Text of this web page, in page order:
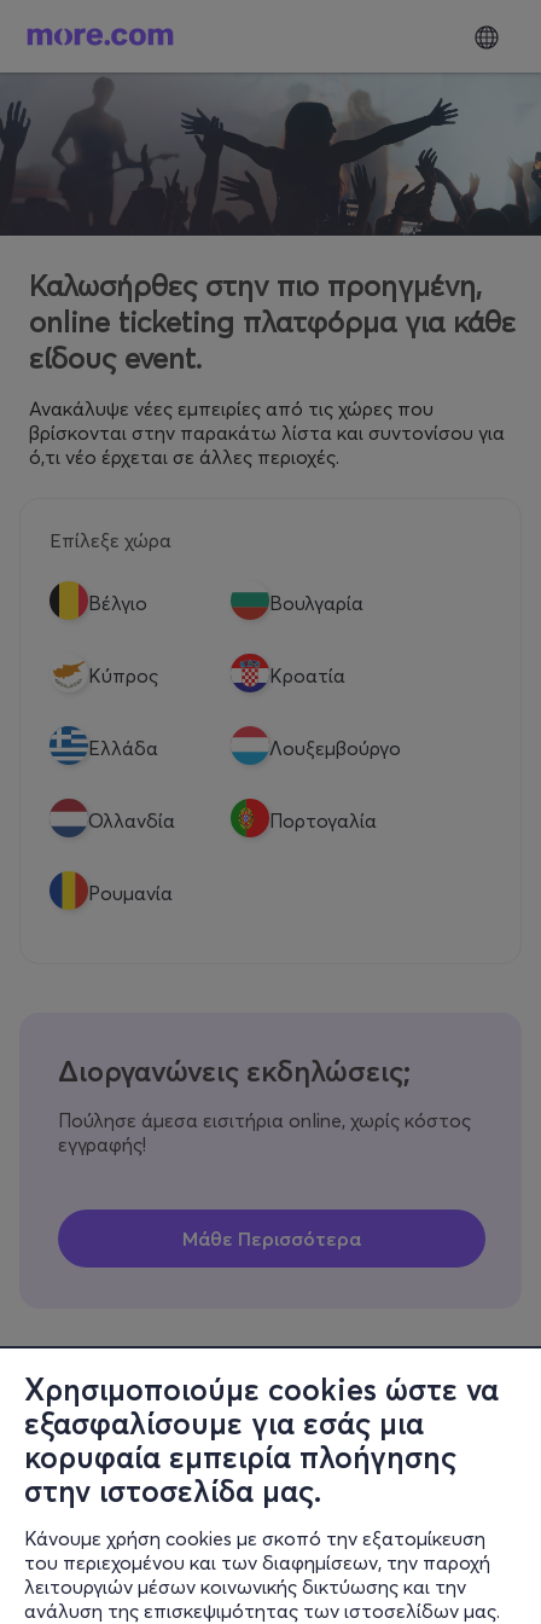
Χρησιμοποιούμε cookies ώστε να
εξασφαλίσουμε για εσάς μια
κορυφαία εμπειρία πλοήγησης
στην ιστοσελίδα μας.
Κάνουμε χρήση cookies με σκοπό την εξατομίκευση
του περιεχομένου και των διαφημίσεων, την παροχή
λειτουργιών μέσων κοινωνικής δικτύωσης και την
ανάλυση της επισκεψιμότητας των ιστοσελίδων μας.
Καλωσήρθες στην πιο προηγμένη,
online ticketing πλατφόρμα για κάθε
είδους event.
Ανακάλυψε νέες εμπειρίες από τις χώρες που
βρίσκονται στην παρακάτω λίστα και συντονίσου για
ό,τι νέο έρχεται σε άλλες περιοχές.
Επίλεξε χώρα
Βέλγιο Βουλγαρία
Κύπρος Κροατία
Eλλάδα Λουξεμβούργο
Ολλανδία Πορτογαλία
Ρουμανία
Διοργανώνεις εκδηλώσεις;
Πούλησε άμεσα εισιτήρια online, χωρίς κόστος
εγγραφής!
Πληροφορίες
Υποστήριξη
Stay Connected